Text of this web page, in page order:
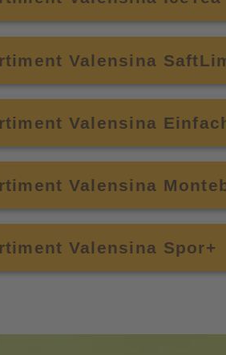
Valensina
Valensina
Valensina
Valensina Spor+